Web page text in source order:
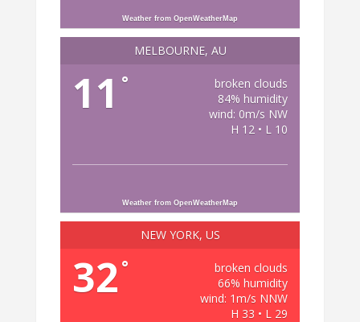
Weather from OpenWeatherMap
MELBOURNE, AU
11 °
broken clouds
84% humidity
wind: 0m/s NW
H 12 • L 10
Weather from OpenWeatherMap
NEW YORK, US
32 °
broken clouds
66% humidity
wind: 1m/s NNW
H 33 • L 29